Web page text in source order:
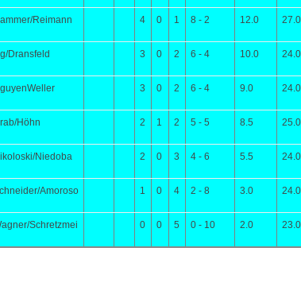
Reimann 4 0 1 8 - 2 12.0 27.0
Dransfeld 3 0 2 6 - 4 10.0 24.0
3 0 2 6 - 4 9.0 24.0
Höhn 2 1 2 5 - 5 8.5 25.0
Niedoba 2 0 3 4 - 6 5.5 24.0
Amoroso 1 0 4 2 - 8 3.0 24.0
Schretzmei 0 0 5 0 - 10 2.0 23.0